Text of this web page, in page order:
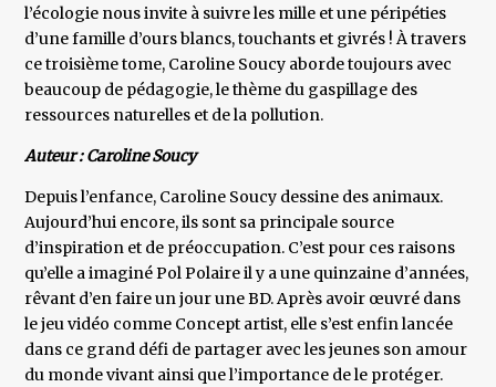
l’écologie nous invite à suivre les mille et une péripéties
d’une famille d’ours blancs, touchants et givrés ! À travers
ce troisième tome, Caroline Soucy aborde toujours avec
beaucoup de pédagogie, le thème du gaspillage des
ressources naturelles et de la pollution.
Auteur : Caroline Soucy
Depuis l’enfance, Caroline Soucy dessine des animaux.
Aujourd’hui encore, ils sont sa principale source
d’inspiration et de préoccupation. C’est pour ces raisons
qu’elle a imaginé Pol Polaire il y a une quinzaine d’années,
rêvant d’en faire un jour une BD. Après avoir œuvré dans
le jeu vidéo comme Concept artist, elle s’est enfin lancée
dans ce grand défi de partager avec les jeunes son amour
du monde vivant ainsi que l’importance de le protéger.